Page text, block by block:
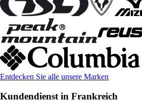
Entdecken Sie alle unsere Marken
Kundendienst in Frankreich